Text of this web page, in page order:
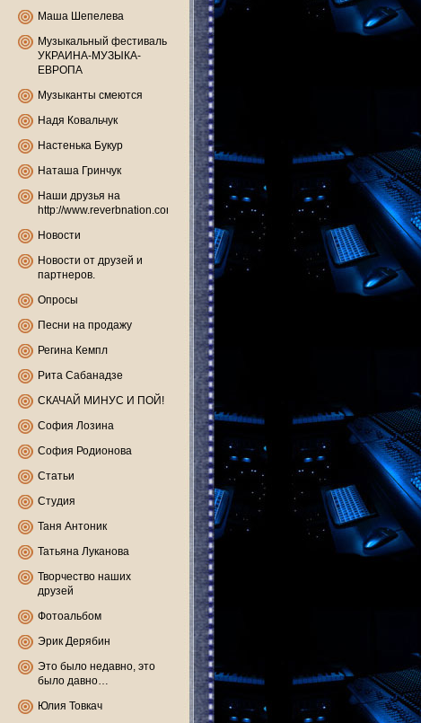
Маша Шепелева
Музыкальный фестиваль
УКРАИНА-МУЗЫКА-
ЕВРОПА
Музыканты смеются
Надя Ковальчук
Настенька Букур
Наташа Гринчук
Наши друзья на
http://www.reverbnation.com
Новости
Новости от друзей и
партнеров.
Опросы
Песни на продажу
Регина Кемпл
Рита Сабанадзе
СКАЧАЙ МИНУС И ПОЙ!
София Лозина
София Родионова
Статьи
Студия
Таня Антоник
Татьяна Луканова
Творчество наших
друзей
Фотоальбом
Эрик Дерябин
Это было недавно, это
было давно…
Юлия Товкач